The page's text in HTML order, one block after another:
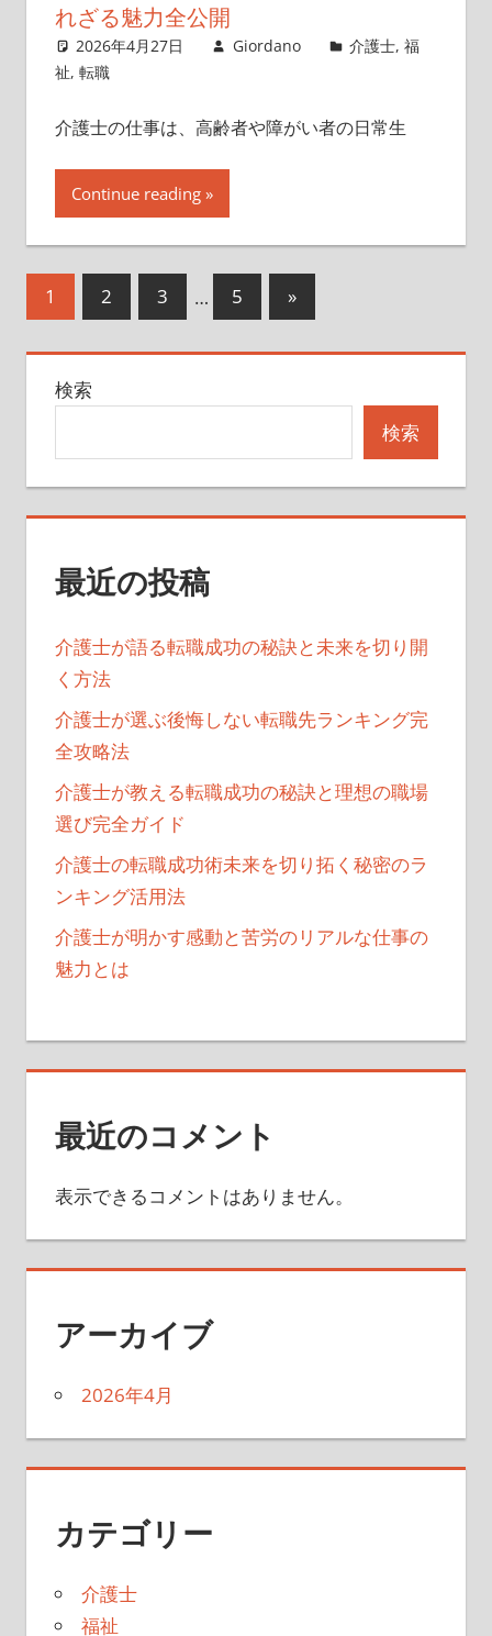
れざる魅力全公開
2026年4月27日 Giordano 介護士,福
祉, 転職
介護士の仕事は、高齢者や障がい者の日常生
Continue reading
投
の
ー
ジ
り
1 2 3 … 5
次
の
記
»
検索
検索
最近の投稿
介護士が語る転職成功の秘訣と未来を切り開
く方法
介護士が選ぶ後悔しない転職先ランキング完
全攻略法
介護士が教える転職成功の秘訣と理想の職場
選び完全ガイド
介護士の転職成功術未来を切り拓く秘密のラ
ンキング活用法
介護士が明かす感動と苦労のリアルな仕事の
魅力とは
最近のコメント
表示できるコメントはありません。
アーカイブ
2026年4月
カテゴリー
介護士
福祉